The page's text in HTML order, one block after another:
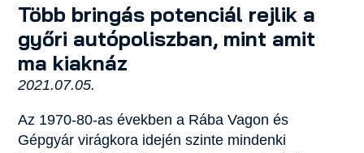
Több bringás potenciál rejlik a
győri autópoliszban, mint amit
ma kiaknáz
2021.07.05.
Az 1970-80-as években a Rába Vagon és
Gépgyár virágkora idején szinte mindenki